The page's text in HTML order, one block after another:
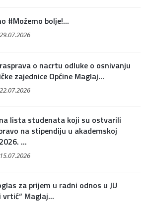
#Možemo bolje!...
29.07.2026
o nacrtu odluke o osnivanju
zajednice Općine Maglaj...
22.07.2026
lista studenata koji su ostvarili
na stipendiju u akademskoj
...
15.07.2026
za prijem u radni odnos u JU
vrtić“ Maglaj...